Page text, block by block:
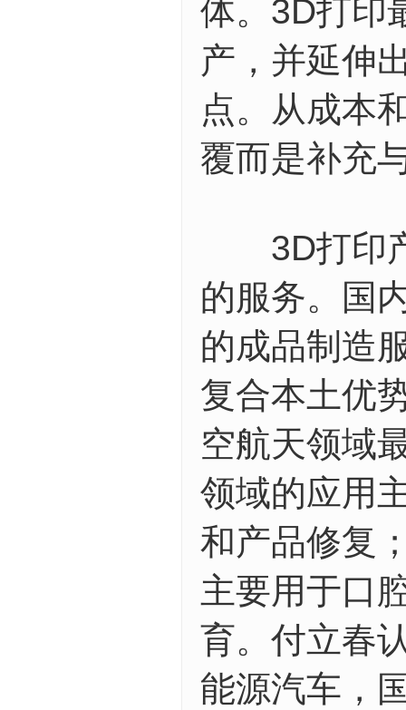
体。3D打印
产，并延伸
点。从成本
覆而是补充
3D打印产
的服务。国
的成品制造
复合本土优
空航天领域
领域的应用
和产品修复
主要用于口
育。付立春
能源汽车，